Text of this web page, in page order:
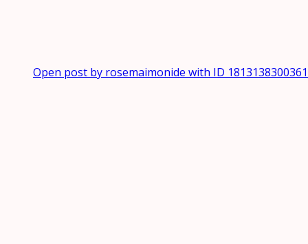
Open post by rosemaimonide with ID